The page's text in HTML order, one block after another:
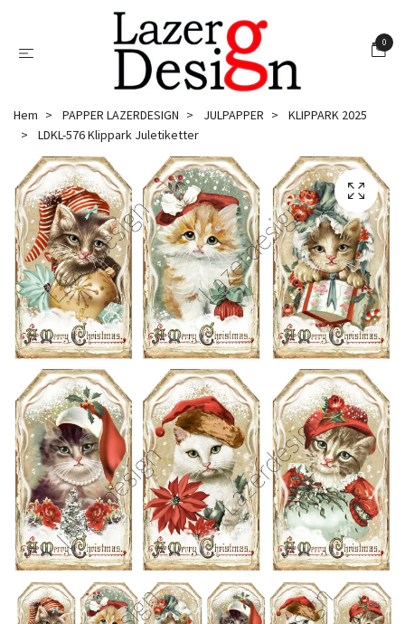
0
Hem PAPPER LAZERDESIGN JULPAPPER
KLIPPARK 2025
LDKL-576 Klippark Juletiketter